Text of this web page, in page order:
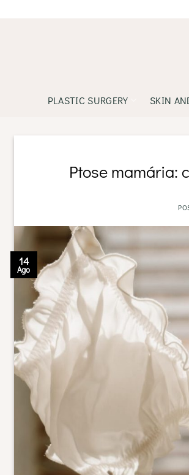
PLASTIC SURGERY SKIN
Ptose mamária:
14
Ago